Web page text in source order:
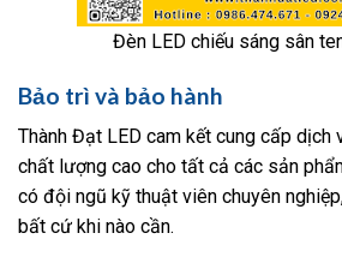
Đèn LED chiếu sáng sân
Bảo trì và bảo hành
Thành Đạt LED cam kết cung cấp dịch
chất lượng cao cho tất cả các sản
có đội ngũ kỹ thuật viên chuyên
bất cứ khi nào cần.